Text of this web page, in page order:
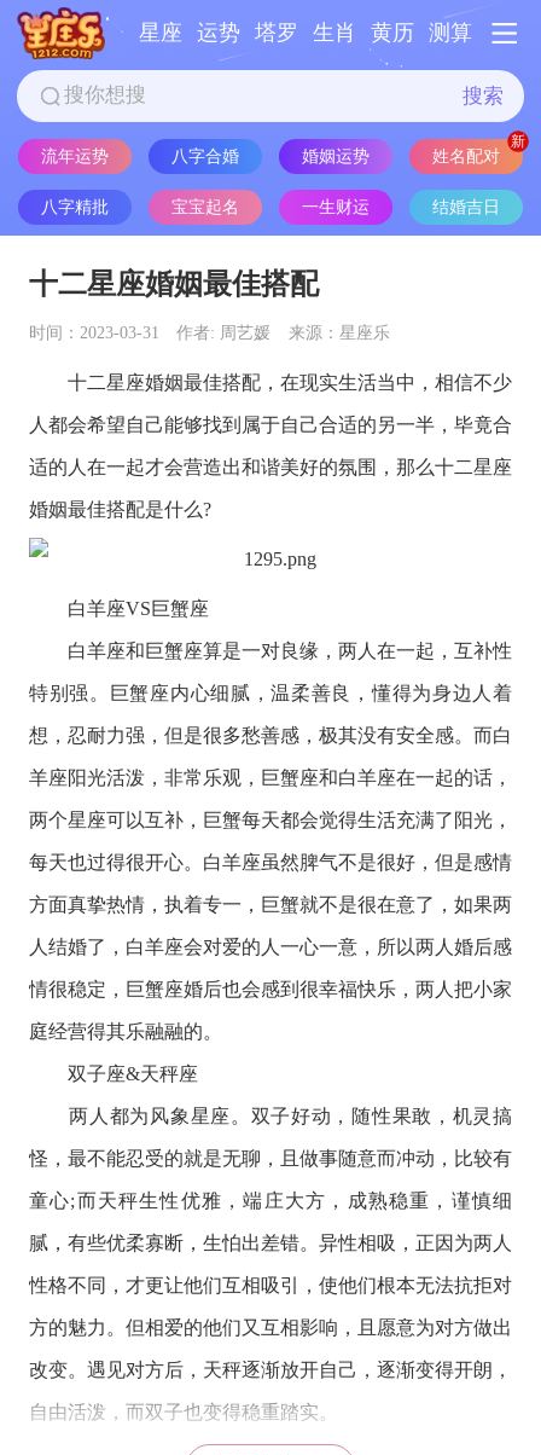
星座 运势 塔罗 生肖 黄历 测算
搜索
流年运势 八字合婚 婚姻运势 姓名配对
八字精批 宝宝起名 一生财运 结婚吉日
十二星座婚姻最佳搭配
时间：2023-03-31 作者: 周艺媛 来源：星座乐
十二星座婚姻最佳搭配，在现实生活当中，相信不少
人都会希望自己能够找到属于自己合适的另一半，毕竟合
适的人在一起才会营造出和谐美好的氛围，那么十二星座
婚姻最佳搭配是什么?
白羊座VS巨蟹座
白羊座和巨蟹座算是一对良缘，两人在一起，互补性
特别强。巨蟹座内心细腻，温柔善良，懂得为身边人着
想，忍耐力强，但是很多愁善感，极其没有安全感。而白
羊座阳光活泼，非常乐观，巨蟹座和白羊座在一起的话，
两个星座可以互补，巨蟹每天都会觉得生活充满了阳光，
每天也过得很开心。白羊座虽然脾气不是很好，但是感情
方面真挚热情，执着专一，巨蟹就不是很在意了，如果两
人结婚了，白羊座会对爱的人一心一意，所以两人婚后感
情很稳定，巨蟹座婚后也会感到很幸福快乐，两人把小家
庭经营得其乐融融的。
双子座&天秤座
两人都为 风象星座 。双子好动，随性果敢，机灵搞
怪，最不能忍受的就是无聊，且做事随意而冲动，比较有
童心;而天秤生性优雅，端庄大方，成熟稳重，谨慎细
腻，有些优柔寡断，生怕出差错。异性相吸，正因为两人
性格不同，才更让他们互相吸引，使他们根本无法抗拒对
方的魅力。但相爱的他们又互相影响，且愿意为对方做出
改变。遇见对方后，天秤逐渐放开自己，逐渐变得开朗，
自由活泼，而双子也变得稳重踏实。